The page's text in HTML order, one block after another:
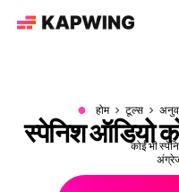
● होम टूल्स
स्पेनिशऑडियो
कोई भी